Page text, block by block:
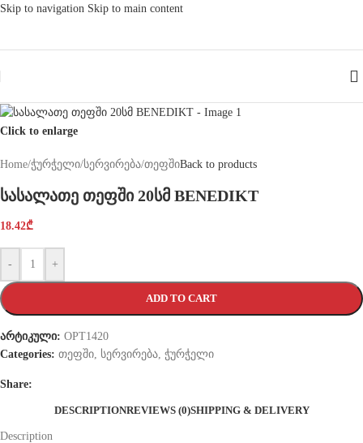
Skip to navigation Skip to main content
Click to enlarge
Home/ჭურჭელი/სერვირება/თეფშიBack to products
სასალათე თეფში 20სმ BENEDIKT
18.42₾
- +
ADD TO CART
არტიკული: OPT1420
Categories: თეფში სერვირება ჭურჭელი
Share:
DESCRIPTIONREVIEWS (0)SHIPPING & DELIVERY
Description